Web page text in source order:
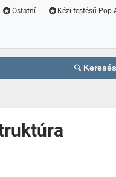
Ostatní Kézi festésű Pop
Keresés